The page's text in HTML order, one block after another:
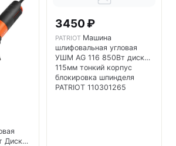
Диск
3450 ₽
PATRIOT Машина
шлифовальная угловая
УШМ AG 116 850Вт диск
115мм тонкий корпус
блокировка шпинделя
PATRIOT 110301265